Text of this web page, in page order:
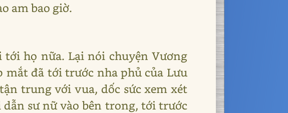
am bao giờ.
họ nữa. Lại nói chuyện Vương
đã tới trước nha phủ của Lưu
trung với vua, dốc sức xem xét
sư nữ vào bên trong, tới trước